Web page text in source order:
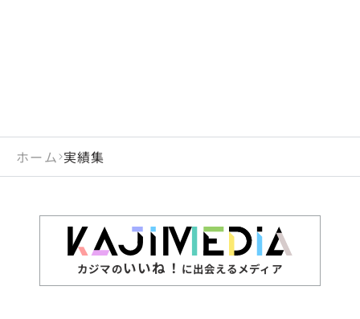
ホーム 実績集
カジマのいいね！ に出会えるメディア